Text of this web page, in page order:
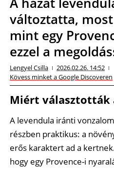
változtatta,
mint egy
ezzel a
Lengyel Csilla
2026.02.26. 14:52
Kövess minket a Google Discoveren
Miért választották
A levendula iránti
részben praktikus: a
erős karaktert ad a
hogy egy Provence-i